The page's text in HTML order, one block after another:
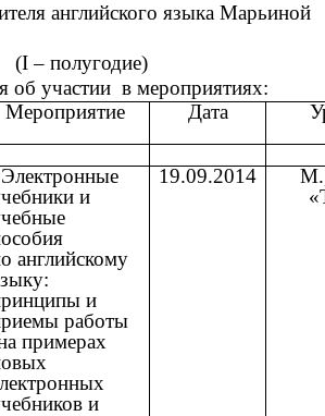
английского языка Марьиной
(I – полугодие)
об участии в мероприятиях:
Мероприятие Дата
и
английскому
и
работы
примерах
и
19.09.2014